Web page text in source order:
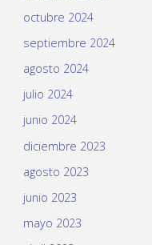
octubre 2024
septiembre 2024
agosto 2024
julio 2024
junio 2024
diciembre 2023
agosto 2023
junio 2023
mayo 2023